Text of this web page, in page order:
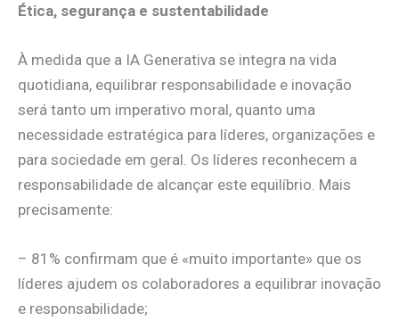
Ética, segurança e sustentabilidade
À medida que a IA Generativa se integra na vida
quotidiana, equilibrar responsabilidade e inovação
será tanto um imperativo moral, quanto uma
necessidade estratégica para líderes, organizações e
para sociedade em geral. Os líderes reconhecem a
responsabilidade de alcançar este equilíbrio. Mais
precisamente:
– 81% confirmam que é «muito importante» que os
líderes ajudem os colaboradores a equilibrar inovação
e responsabilidade;